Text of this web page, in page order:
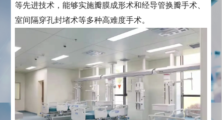
等先进技术，能够实施瓣膜成形术和经导管换瓣手术、
室间隔穿孔封堵术等多种高难度手术。